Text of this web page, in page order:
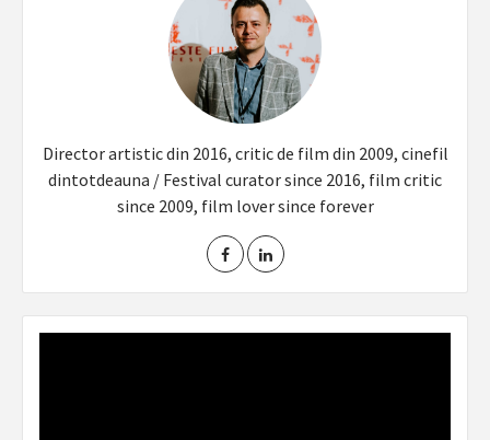
Director artistic din 2016, critic de film din 2009, cinefil
dintotdeauna / Festival curator since 2016, film critic
since 2009, film lover since forever